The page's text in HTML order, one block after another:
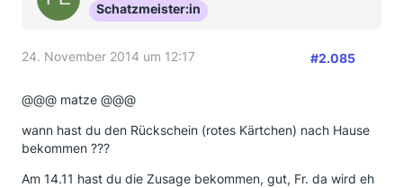
Schatzmeister:in
24. November 2014 um 12:17 #2.085
@@@ matze @@@
wann hast du den Rückschein (rotes Kärtchen) nach Hause
bekommen ???
Am 14.11 hast du die Zusage bekommen, gut, Fr. da wird eh